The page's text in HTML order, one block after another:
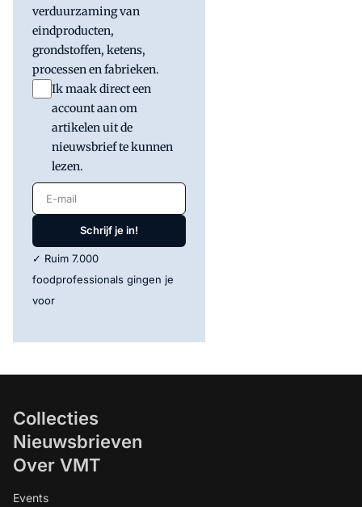
verduurzaming van
eindproducten,
grondstoffen, ketens,
processen en fabrieken.
Ik maak direct een
account aan om
artikelen uit de
nieuwsbrief te kunnen
lezen.
E-mail
Schrijf je in!
✓ Ruim 7.000
foodprofessionals gingen je
voor
Collecties
Nieuwsbrieven
Over VMT
Events